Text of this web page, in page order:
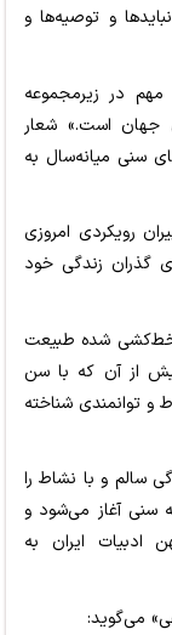
و توصیه‌ها و
مهم در زیرمجموعه
جهان است.» شعار
سنی میانه‌سال به
رویکردی امروزی
گذران زندگی خود
خط‌کشی شده طبیعت
از آن که با سن
توانمندی شناخته
سالم و با نشاط را
سنی آغاز می‌شود و
ایران به
می‌گوید: